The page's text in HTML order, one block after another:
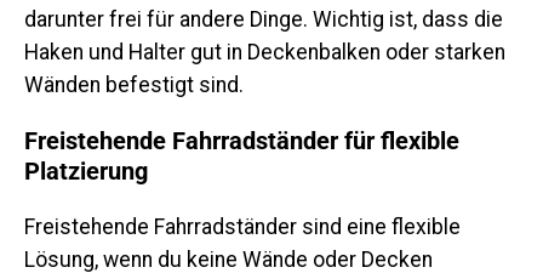
darunter frei für andere Dinge. Wichtig ist, dass die
Haken und Halter gut in Deckenbalken oder starken
Wänden befestigt sind.
Freistehende Fahrradständer für flexible
Platzierung
Freistehende Fahrradständer sind eine flexible
Lösung, wenn du keine Wände oder Decken